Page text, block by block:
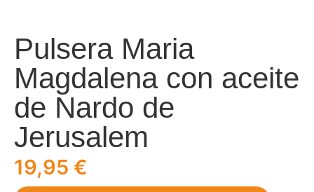
Pulsera Maria
Magdalena con aceite
de Nardo de
Jerusalem
19,95 €